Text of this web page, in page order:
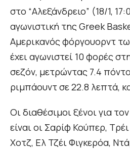
στο “Αλεξάνδρειο” (18/1,
αγωνιστική της Greek
Αμερικανός φόργουορντ
έχει αγωνιστεί 10 φορές
σεζόν, μετρώντας 7.4
ριμπάουντ σε 22.8 λεπτά,
Οι διαθέσιμοι ξένοι για
είναι οι Σαρίφ Κούπερ,
Χοτζ, Ελ Τζέι Φιγκερόα,